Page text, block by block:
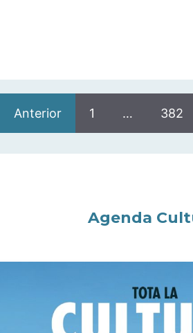
Anterior 1 … 382
Agenda